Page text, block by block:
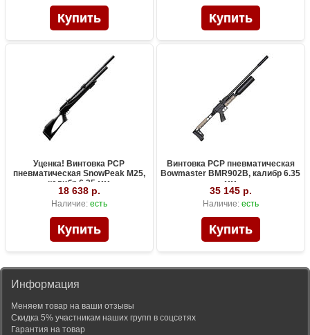
Уценка! Винтовка PCP
пневматическая SnowPeak M25,
калибр 6.35 мм
18 638 р.
Наличие: есть
Винтовка PCP пневматическая
Bowmaster BMR902B, калибр 6.35
мм
35 145 р.
Наличие: есть
Информация
Меняем товар на ваши отзывы
Скидка 5% участникам наших групп в соцсетях
Гарантия на товар